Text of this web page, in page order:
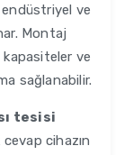
ve
Montaj
kapasiteler ve
sağlanabilir.
tesisi
cevap cihazın